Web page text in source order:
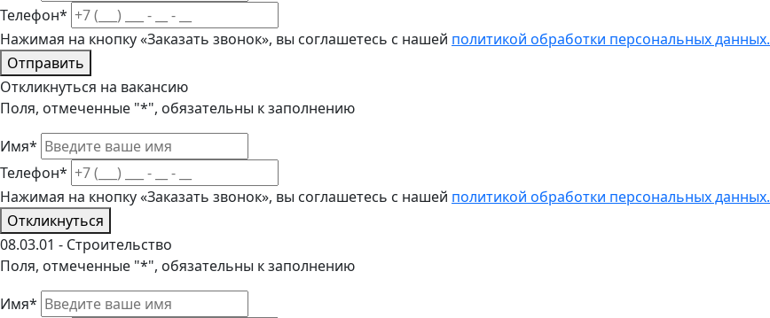
Телефон*
Нажимая на кнопку «Заказать звонок», вы соглашетесь с нашей политикой обработки персональных данных.
Отправить
Откликнуться на вакансию
Поля, отмеченные "*", обязательны к заполнению
Имя*
Телефон*
Нажимая на кнопку «Заказать звонок», вы соглашетесь с нашей политикой обработки персональных данных.
Откликнуться
08.03.01 - Строительство
Поля, отмеченные "*", обязательны к заполнению
Имя*